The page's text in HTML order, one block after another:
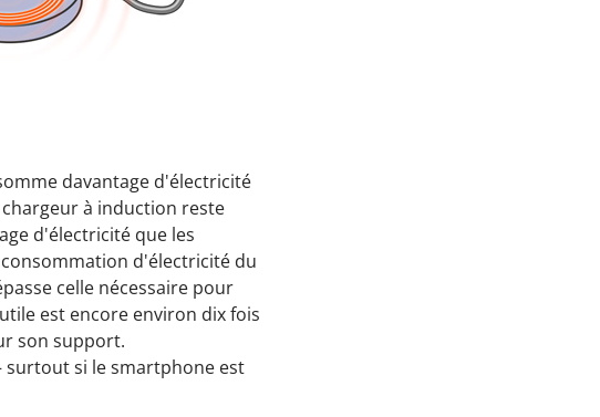
davantage d'électricité
à induction reste
d'électricité que les
d'électricité du
celle nécessaire pour
est encore environ dix fois
son support.
surtout si le smartphone est